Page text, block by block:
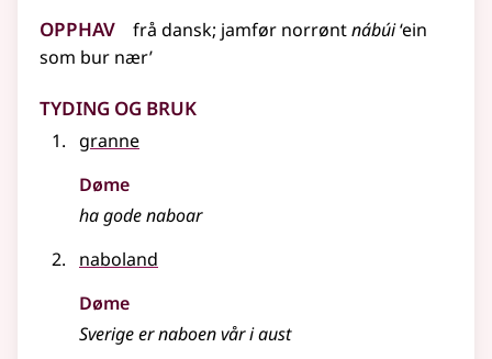
Opphav frå dansk; jamfør norrøntnábúi‘ein
som bur nær’
Tyding og bruk
granne
Døme
ha gode naboar
naboland
Døme
Sverige er naboen vår i aust